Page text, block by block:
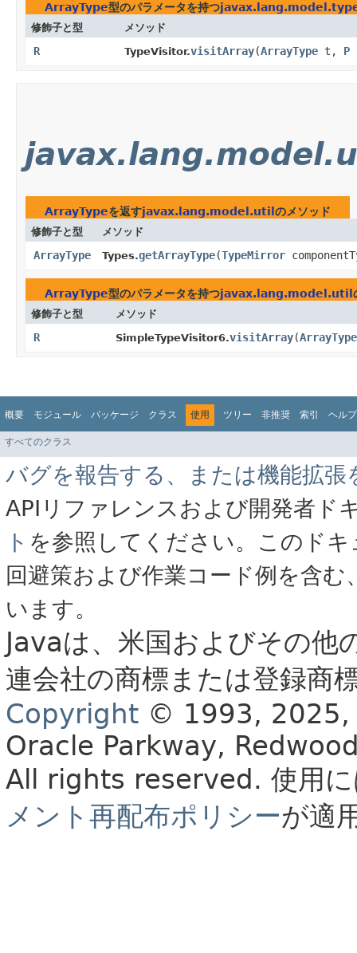
ArrayType型のパラメータを持つ
修飾子と型 メソッド
R TypeVisitor.visitArray​(ArrayType t, P
ArrayTypeを返すjavax.lang.model.util のメソッド
修飾子と型 メソッド
ArrayType Types.getArrayType​(TypeMirror
ArrayType型のパラメータを持つjavax.lang.model.util
修飾子と型 メソッド
R SimpleTypeVisitor6.visitArray​(ArrayType
概要 モジュール パッケージ クラス 使用 ツリー 非推奨 索引 ヘルプ
すべてのクラス
バグを報告する、または機能拡張
APIリファレンスおよび開発者ド
ト を参照してください。このド
回避策および作業コード例を含
います。
Javaは、米国およびその
連会社の商標または登録商
Copyright © 1993, 2025,
Oracle Parkway,
All rights reserved. 使用
メント再配布ポリシーが適